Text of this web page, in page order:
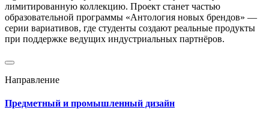
лимитированную коллекцию. Проект станет частью
образовательной программы «Антология новых брендов» —
серии вариативов, где студенты создают реальные продукты
при поддержке ведущих индустриальных партнёров.
Направление
Предметный и промышленный дизайн